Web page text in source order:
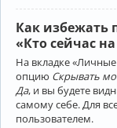
Как избежать
«Кто сейчас
На вкладке
опцию Скрывать
Да, и вы будете
самому себе. Для
пользователем.